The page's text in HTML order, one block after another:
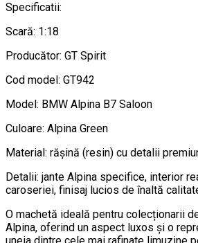
Specificatii:
Scară: 1:18
Producător: GT Spirit
Cod model: GT942
Model: BMW Alpina B7 Saloon
Culoare: Alpina Green
Material: rășină (resin) cu detalii
Detalii: jante Alpina specifice, interior
caroseriei, finisaj lucios de înaltă
O machetă ideală pentru colecționarii
Alpina, oferind un aspect luxos și o